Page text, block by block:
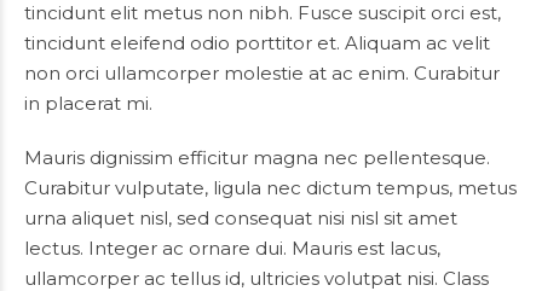
tincidunt elit metus non nibh. Fusce suscipit orci est,
tincidunt eleifend odio porttitor et. Aliquam ac velit
non orci ullamcorper molestie at ac enim. Curabitur
in placerat mi.
Mauris dignissim efficitur magna nec pellentesque.
Curabitur vulputate, ligula nec dictum tempus, metus
urna aliquet nisl, sed consequat nisi nisl sit amet
lectus. Integer ac ornare dui. Mauris est lacus,
ullamcorper ac tellus id, ultricies volutpat nisi. Class